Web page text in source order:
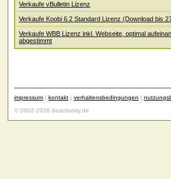
Verkaufe vBulletin Lizenz
Verkaufe Koobi 6.2 Standard Lizenz (Download bis
Verkaufe WBB Lizenz inkl. Webseite, optimal
abgestimmt
impressum | kontakt | verhaltensbedingungen |
© 2002-2026 boardunity.de